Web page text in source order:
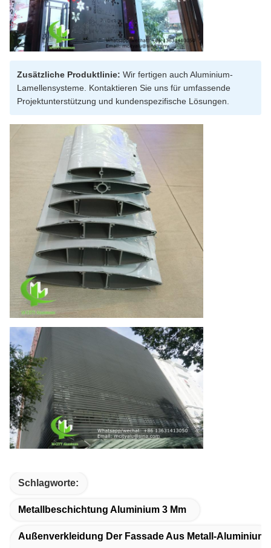
Zusätzliche Produktlinie: Wir fertigen auch Aluminium-
Lamellensysteme. Kontaktieren Sie uns für umfassende
Projektunterstützung und kundenspezifische Lösungen.
Schlagworte:
Metallbeschichtung Aluminium 3 Mm
Außenverkleidung Der Fassade Aus Metall-Aluminium